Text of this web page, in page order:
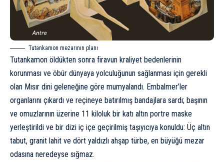
Tutankamon mezarının planı
Tutankamon öldükten sonra firavun kraliyet bedenlerinin
korunması ve öbür dünyaya yolculuğunun sağlanması için gerekli
olan Mısır dini geleneğine göre mumyalandı. Embalmer’ler
organlarını çıkardı ve reçineye batırılmış bandajlara sardı; başının
ve omuzlarının üzerine 11 kiloluk bir katı altın portre maske
yerleştirildi ve bir dizi iç içe geçirilmiş taşıyıcıya konuldu: Üç altın
tabut, granit lahit ve dört yaldızlı ahşap türbe, en büyüğü mezar
odasına neredeyse sığmaz.